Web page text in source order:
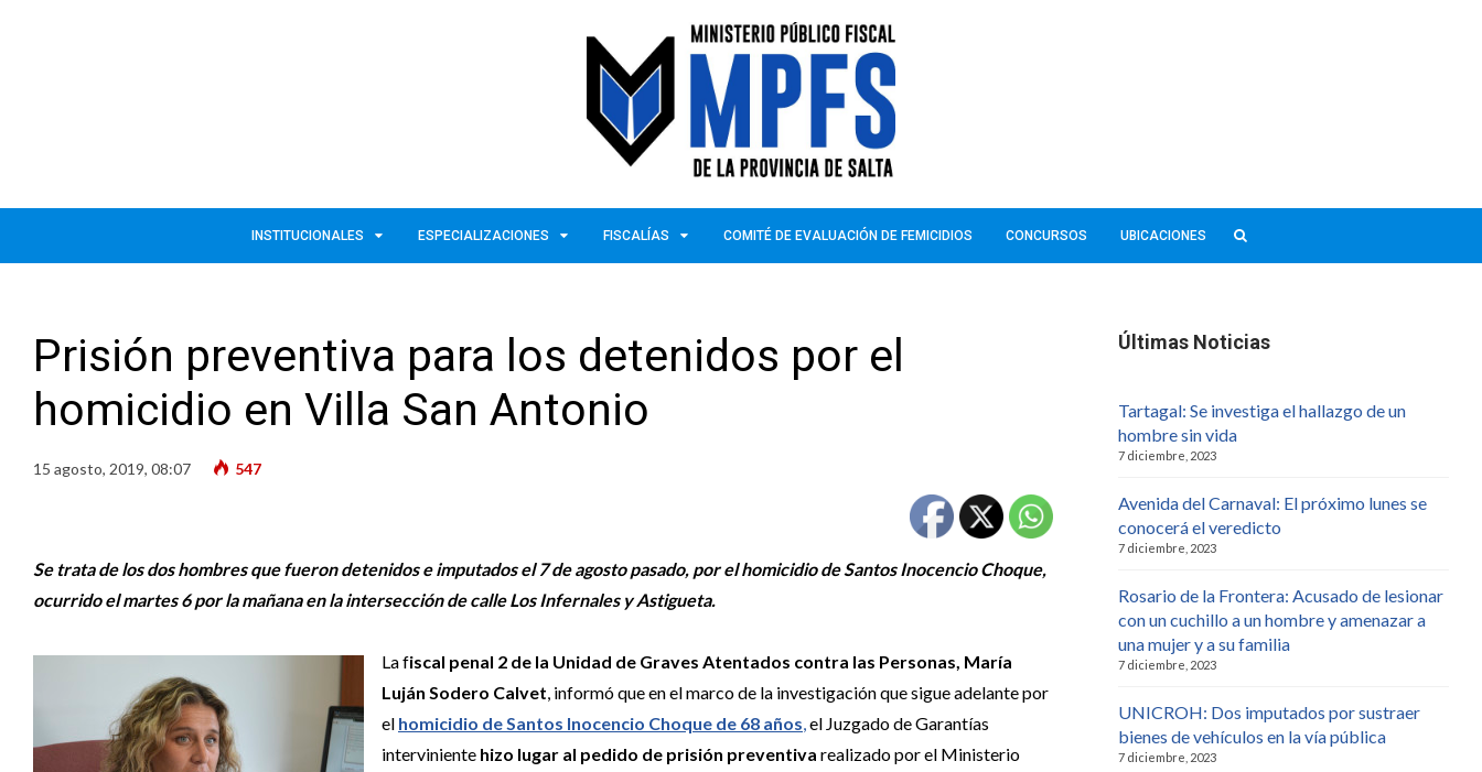
INSTITUCIONALES ESPECIALIZACIONES FISCALÍAS COMITÉ DE EVALUACIÓN DE FEMICIDIOS CONCURSOS UBICACIONES
Prisión preventiva para los detenidos por el
homicidio en Villa San Antonio
15 agosto, 2019, 08:07 547
Se trata de los dos hombres que fueron detenidos e imputados el 7 de agosto pasado, por el homicidio de Santos Inocencio Choque,
ocurrido el martes 6 por la mañana en la intersección de calle Los Infernales y Astigueta.
La fiscal penal 2 de la Unidad de Graves Atentados contra las Personas, María
Luján Sodero Calvet , informó que en el marco de la investigación que sigue adelante por
el homicidio de Santos Inocencio Choque de 68 años el Juzgado de Garantías
interviniente hizo lugar al pedido de prisión preventiva realizado por el Ministerio
Últimas Noticias
Tartagal: Se investiga el hallazgo de un
hombre sin vida
7 diciembre, 2023
Avenida del Carnaval: El próximo lunes se
conocerá el veredicto
7 diciembre, 2023
Rosario de la Frontera: Acusado de lesionar
con un cuchillo a un hombre y amenazar a
una mujer y a su familia
7 diciembre, 2023
UNICROH: Dos imputados por sustraer
bienes de vehículos en la vía pública
7 diciembre, 2023